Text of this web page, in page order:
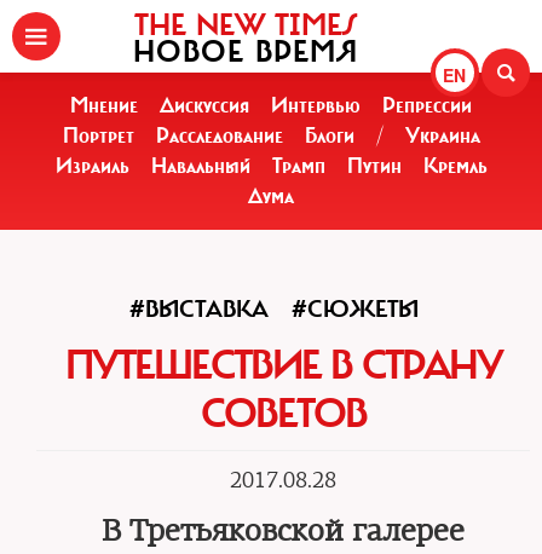
EN
THE NEW TIMES
НОВОЕ ВРЕМЯ
Мнение Дискуссия Интервью
Репрессии
Портрет
Расследование Блоги /
Украина
Израиль
Навальный Трамп Путин
Кремль
Дума
#ВЫСТАВКА #СЮЖЕТЫ
ПУТЕШЕСТВИЕ В СТРАНУ
СОВЕТОВ
2017.08.28
В Третьяковской галерее